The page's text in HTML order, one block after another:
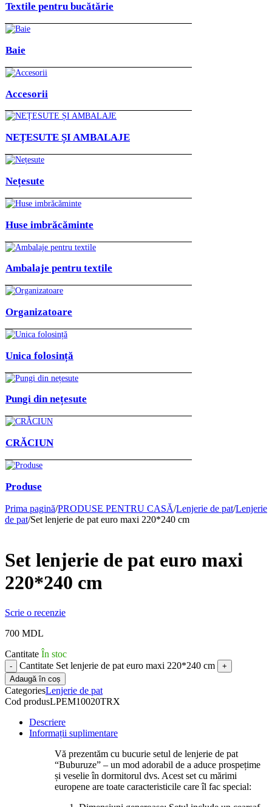
Textile pentru bucătărie
Baie
Accesorii
NEȚESUTE ȘI AMBALAJE
Nețesute
Huse imbrăcăminte
Ambalaje pentru textile
Organizatoare
Unica folosință
Pungi din nețesute
CRĂCIUN
Produse
Prima pagină/PRODUSE PENTRU CASĂ/Lenjerie de pat/Lenjerie
de pat/Set lenjerie de pat euro maxi 220*240 cm
Set lenjerie de pat euro maxi
220*240 cm
Scrie o recenzie
700 MDL
Cantitate În stoc
Cantitate Set lenjerie de pat euro maxi 220*240 cm
Adaugă în coș
CategoriesLenjerie de pat
Cod produsLPEM10020TRX
Descriere
Informații suplimentare
Vă prezentăm cu bucurie setul de lenjerie de pat
“Buburuze” – un mod adorabil de a aduce prospețime
și veselie în dormitorul dvs. Acest set cu mărimi
europene are toate caracteristicile care îl fac special: